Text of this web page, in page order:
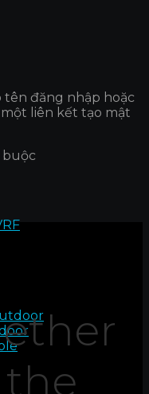
đăng nhập hoặc
liên kết tạo mật
buộc